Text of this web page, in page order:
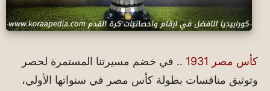
كأس مصر 1931
.. في خضم مسيرتنا المستمرة لحصر
وتوثيق منافسات بطولة كأس مصر في سنواتها الأولي،